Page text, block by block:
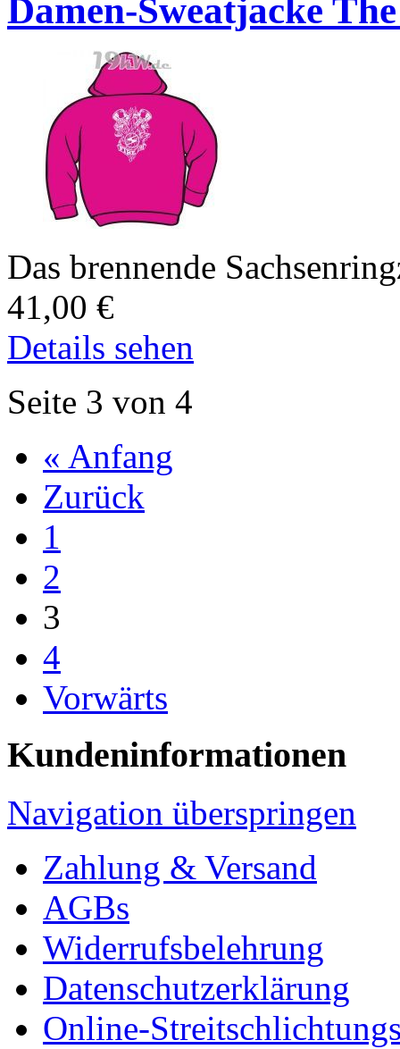
Damen-Sweatjacke
Das brennende
41,00 €
Details sehen
Seite 3 von 4
« Anfang
Zurück
1
2
3
4
Vorwärts
Kundeninformationen
Navigation überspringen
Zahlung & Versand
AGBs
Widerrufsbelehrung
Datenschutzerklärung
Online-